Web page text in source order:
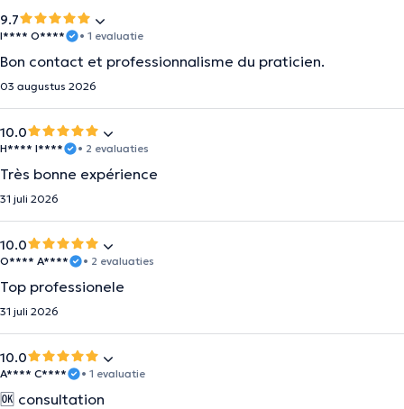
9.7
I**** O**** • 1 evaluatie
Bon contact et professionnalisme du praticien.
03 augustus 2026
10.0
H**** I**** • 2 evaluaties
Très bonne expérience
31 juli 2026
10.0
O**** A**** • 2 evaluaties
Top professionele
31 juli 2026
10.0
A**** C**** • 1 evaluatie
🆗️ consultation